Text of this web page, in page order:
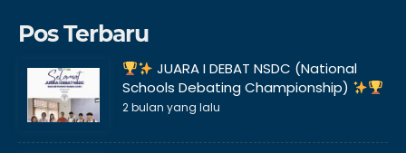
Pos Terbaru
JUARA I DEBAT NSDC (National
Schools Debating Championship)
2 bulan yang lalu